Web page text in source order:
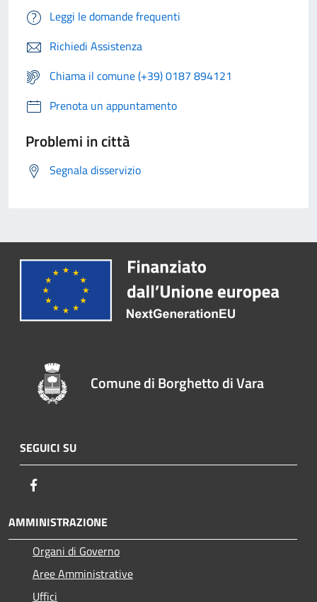
Leggi le domande frequenti
Richiedi Assistenza
Chiama il comune (+39) 0187 894121
Prenota un appuntamento
Problemi in città
Segnala disservizio
Comune di Borghetto di Vara
SEGUICI SU
AMMINISTRAZIONE
Organi di Governo
Aree Amministrative
Uffici